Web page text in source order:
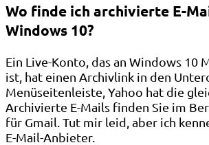
Wo finde ich archivierte E-
Windows 10?
Ein Live-Konto, das an Windows 10
ist, hat einen Archivlink in den
Menüseitenleiste, Yahoo hat die
Archivierte E-Mails finden Sie im
für Gmail. Tut mir leid, aber ich
E-Mail-Anbieter.